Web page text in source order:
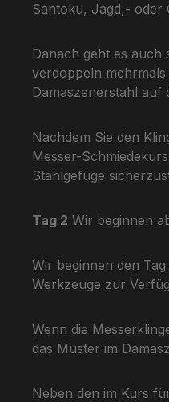
Santoku, Jagd,- oder
Danach geht es auch
verdoppeln
Damaszenerstahl auf
Nachdem Sie den
Messer-
Stahlgefüge
Tag 2 Wir beginnen
Wir beginnen den
Werkzeuge zur
Wenn die
das Muster im
Neben den im Kurs